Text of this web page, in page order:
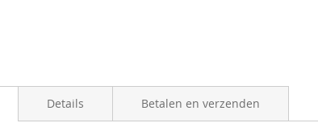
Details Betalen en verzenden